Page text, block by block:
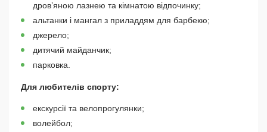
дров’яною лазнею та кімнатою відпочинку;
альтанки і мангал з приладдям для барбекю;
джерело;
дитячий майданчик;
парковка.
Для любителів спорту:
екскурсії та велопрогулянки;
волейбол;